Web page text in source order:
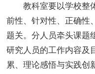
教科室要以学校整
前性、针对性、正确性
题关。分人员牵头课题
研究人员的工作内容及
累、理论感悟与实践创